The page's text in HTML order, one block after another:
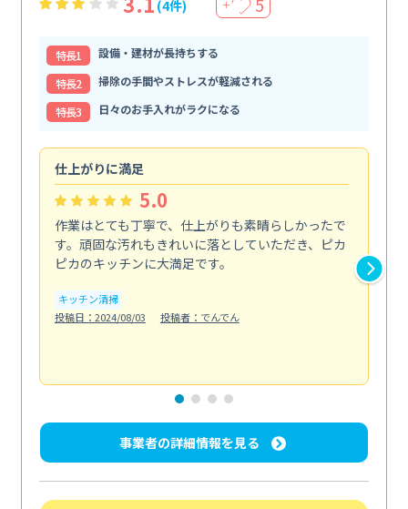
(4件) ＋ 5
特⻑1
設備・建材が長持ちする
特⻑2
掃除の手間やストレスが軽減される
特⻑3
日々のお手入れがラクになる
仕上がりに満足
5.0
作業はとても丁寧で、仕上がりも素晴らしかったで
す。頑固な汚れもきれいに落としていただき、ピカ
ピカのキッチンに大満足です。
キッチン清掃
投稿日：2024/08/03
投稿者：でんでん
事業者の詳細情報を見る